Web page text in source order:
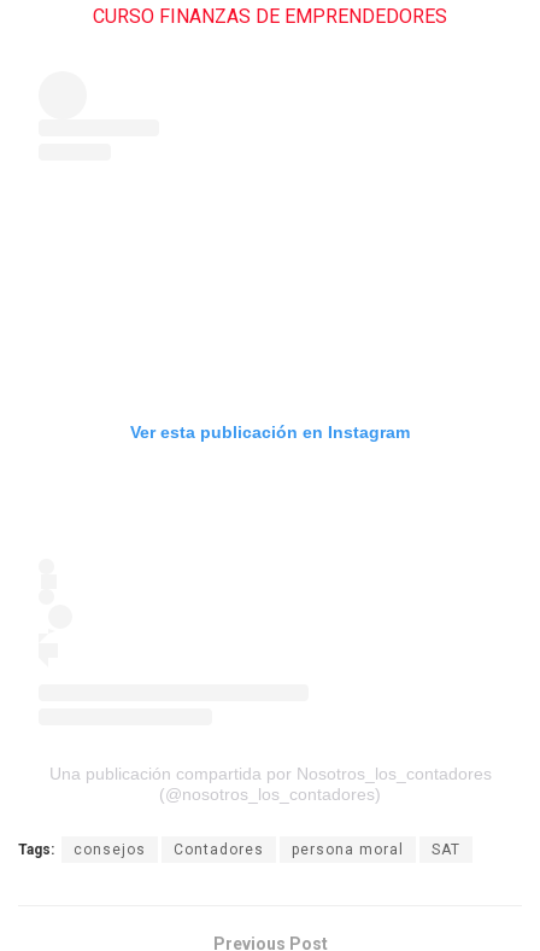
CURSO FINANZAS DE EMPRENDEDORES
Ver esta publicación en Instagram
Una publicación compartida por Nosotros_los_contadores
(@nosotros_los_contadores)
Tags: consejos Contadores persona moral SAT
Previous Post